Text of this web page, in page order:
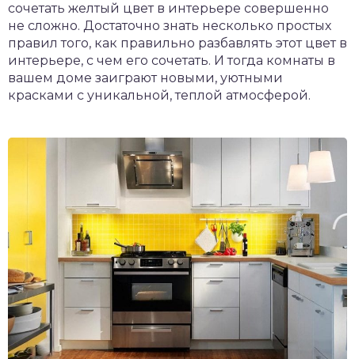
сочетать желтый цвет в интерьере совершенно
не сложно. Достаточно знать несколько простых
правил того, как правильно разбавлять этот цвет в
интерьере, с чем его сочетать. И тогда комнаты в
вашем доме заиграют новыми, уютными
красками с уникальной, теплой атмосферой.